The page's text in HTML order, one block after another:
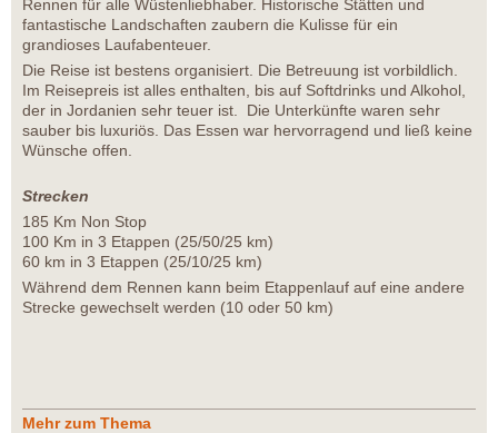
Rennen für alle Wüstenliebhaber. Historische Stätten und
fantastische Landschaften zaubern die Kulisse für ein
grandioses Laufabenteuer.
Die Reise ist bestens organisiert. Die Betreuung ist vorbildlich.
Im Reisepreis ist alles enthalten, bis auf Softdrinks und Alkohol,
der in Jordanien sehr teuer ist. Die Unterkünfte waren sehr
sauber bis luxuriös. Das Essen war hervorragend und ließ keine
Wünsche offen.
Strecken
185 Km Non Stop
100 Km in 3 Etappen (25/50/25 km)
60 km in 3 Etappen (25/10/25 km)
Während dem Rennen kann beim Etappenlauf auf eine andere
Strecke gewechselt werden (10 oder 50 km)
Mehr zum Thema